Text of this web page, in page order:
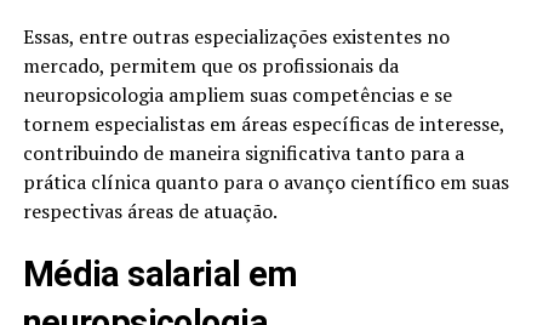
Essas, entre outras especializações existentes no
mercado, permitem que os profissionais da
neuropsicologia ampliem suas competências e se
tornem especialistas em áreas específicas de interesse,
contribuindo de maneira significativa tanto para a
prática clínica quanto para o avanço científico em suas
respectivas áreas de atuação.
Média salarial em